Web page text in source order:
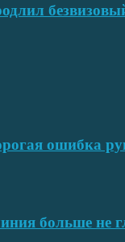
ошибка
больше не